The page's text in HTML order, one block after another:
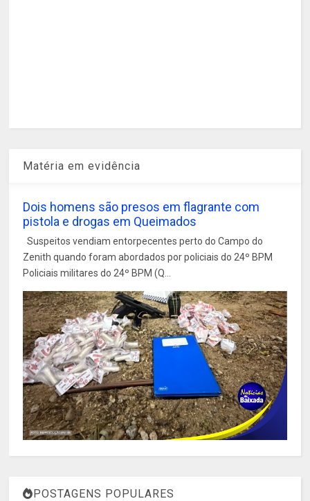
Matéria em evidência
Dois homens são presos em flagrante com
pistola e drogas em Queimados
Suspeitos vendiam entorpecentes perto do Campo do
Zenith quando foram abordados por policiais do 24º BPM
Policiais militares do 24º BPM (Q...
POSTAGENS POPULARES